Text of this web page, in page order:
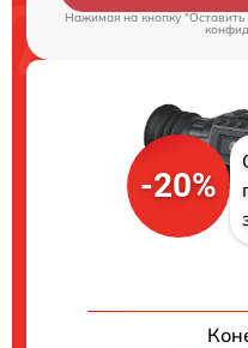
Нажимая на кнопку "Оставить
-20%